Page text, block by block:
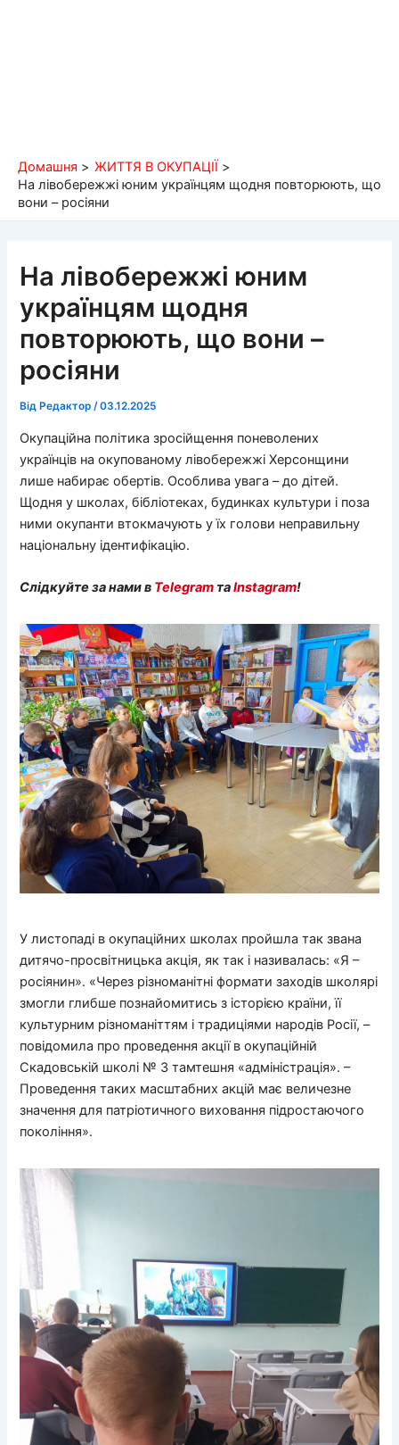
Домашня
ЖИТТЯ В ОКУПАЦІЇ
На лівобережжі юним українцям щодня повторюють, що
вони – росіяни
На лівобережжі юним
українцям щодня
повторюють, що вони –
росіяни
Від Редактор/03.12.2025
Окупаційна політика зросійщення поневолених
українців на окупованому лівобережжі Херсонщини
лише набирає обертів. Особлива увага – до дітей.
Щодня у школах, бібліотеках, будинках культури і поза
ними окупанти втокмачують у їх голови неправильну
національну ідентифікацію.
Слідкуйте за нами в Telegram таInstagram!
У листопаді в окупаційних школах пройшла так звана
дитячо-просвітницька акція, як так і називалась: «Я –
росіянин». «Через різноманітні формати заходів школярі
змогли глибше познайомитись з історією країни, її
культурним різноманіттям і традиціями народів Росії, –
повідомила про проведення акції в окупаційній
Скадовській школі № 3 тамтешня «адміністрація». –
Проведення таких масштабних акцій має величезне
значення для патріотичного виховання підростаючого
покоління».